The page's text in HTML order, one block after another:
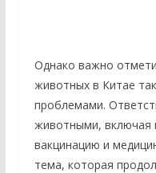
Однако важно
животных в Китае
проблемами.
животными, включая
вакцинацию и
тема, которая